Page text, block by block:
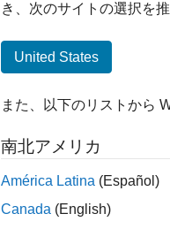
き、次のサイトの選択を
United States
また、以下のリストから
南北アメリカ
América Latina (Español)
Canada (English)